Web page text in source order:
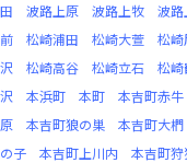
波路上原 波路上牧 波路
松崎浦田 松崎大萱 松崎
松崎高谷 松崎立石 松崎
本浜町 本町 本吉町赤牛
本吉町狼の巣 本吉町大椚
子 本吉町上川内 本吉町狩